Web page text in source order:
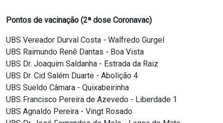
Pontos de vacinação (2ª dose Coronavac)
UBS Vereador Durval Costa - Walfredo Gurgel
UBS Raimundo Renê Dantas - Boa Vista
UBS Dr. Joaquim Saldanha - Estrada da Raiz
UBS Dr. Cid Salém Duarte - Abolição 4
UBS Sueldo Câmara - Quixabeirinha
UBS Francisco Pereira de Azevedo - Liberdade 1
UBS Agnaldo Pereira - Vingt Rosado